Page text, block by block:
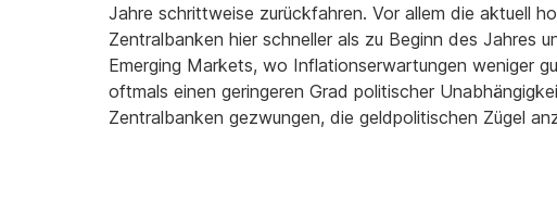
Jahre schrittweise zurückfahren. Vor allem die aktuell
Zentralbanken hier schneller als zu Beginn des Jahres
Emerging Markets, wo Inflationserwartungen weniger
oftmals einen geringeren Grad politischer
Zentralbanken gezwungen, die geldpolitischen Zügel